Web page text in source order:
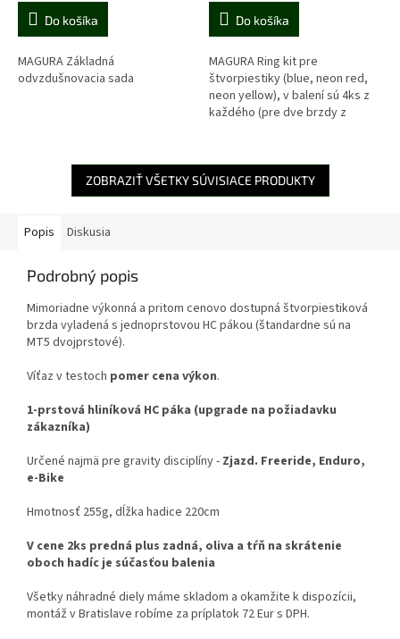
Do košíka
MAGURA Základná
odvzdušnovacia sada
Do košíka
MAGURA Ring kit pre
štvorpiestiky (blue, neon red,
neon yellow), v balení sú 4ks z
každého (pre dve brzdy z
ZOBRAZIŤ VŠETKY SÚVISIACE PRODUKTY
Popis Diskusia
Podrobný popis
Mimoriadne výkonná a pritom cenovo dostupná štvorpiestiková
brzda vyladená s jednoprstovou HC pákou (štandardne sú na
MT5 dvojprstové).
Víťaz v testoch pomer cena výkon.
1-prstová hliníková HC páka (upgrade na požiadavku
zákazníka)
Určené najmä pre gravity disciplíny - Zjazd. Freeride, Enduro,
e-Bike
Hmotnosť 255g, dĺžka hadice 220cm
V cene 2ks predná plus zadná, oliva a tŕň na skrátenie
oboch hadíc je súčasťou balenia
Všetky náhradné diely máme skladom a okamžite k dispozícii,
montáž v Bratislave robíme za príplatok 72 Eur s DPH.